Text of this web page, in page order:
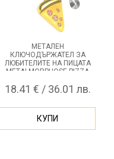
МЕТАЛЕН
КЛЮЧОДЪРЖАТЕЛ ЗА
ЛЮБИТЕЛИТЕ НА ПИЦАТА
METALMORPHOSE PIZZA
18.41 € / 36.01 лв.
КУПИ